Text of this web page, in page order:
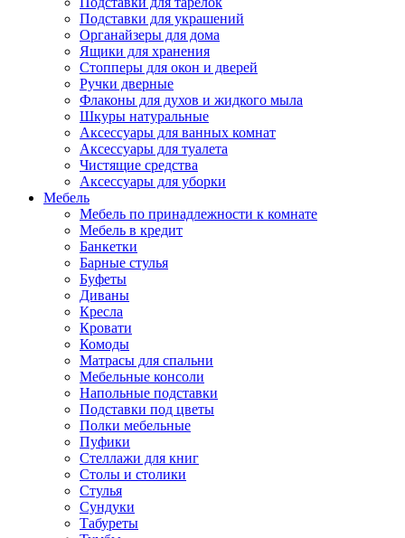
Подставки для украшений
Органайзеры для дома
Ящики для хранения
Стопперы для окон и дверей
Ручки дверные
Флаконы для духов и жидкого мыла
Шкуры натуральные
Аксессуары для ванных комнат
Аксессуары для туалета
Чистящие средства
Аксессуары для уборки
Мебель
Мебель по принадлежности к комнате
Мебель в кредит
Банкетки
Барные стулья
Буфеты
Диваны
Кресла
Кровати
Комоды
Матрасы для спальни
Мебельные консоли
Напольные подставки
Подставки под цветы
Полки мебельные
Пуфики
Стеллажи для книг
Столы и столики
Стулья
Сундуки
Табуреты